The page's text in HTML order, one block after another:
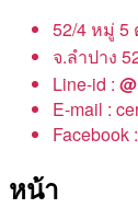
52/4 หมู่ 5
จ.ลำปาง
Line-id :
E-mail :
Facebook
หน้า